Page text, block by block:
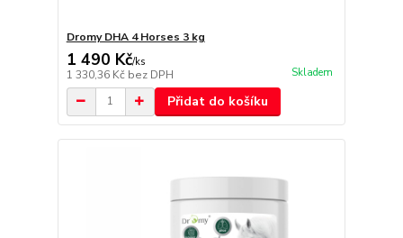
Dromy DHA 4 Horses 3 kg
1 490 Kč/ks
1 330,36 Kč bez DPH Skladem
Přidat do košíku